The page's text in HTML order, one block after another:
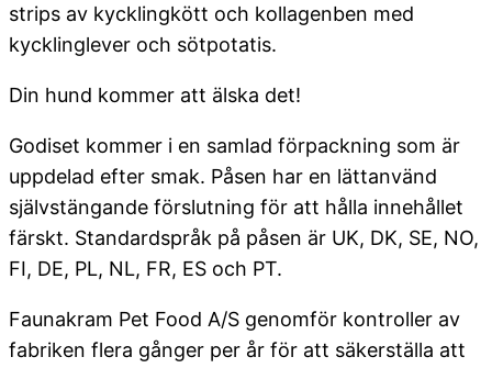
strips av kycklingkött och kollagenben med
kycklinglever och sötpotatis.
Din hund kommer att älska det!
Godiset kommer i en samlad förpackning som är
uppdelad efter smak. Påsen har en lättanvänd
självstängande förslutning för att hålla innehållet
färskt. Standardspråk på påsen är UK, DK, SE, NO,
FI, DE, PL, NL, FR, ES och PT.
Faunakram Pet Food A/S genomför kontroller av
fabriken flera gånger per år för att säkerställa att